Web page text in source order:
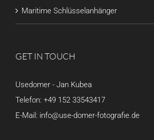
Maritime Schlüsselanhänger
GET IN TOUCH
Usedomer - Jan Kubea
Telefon: +49 152 33543417
E-Mail: info@use-domer-fotografie.de